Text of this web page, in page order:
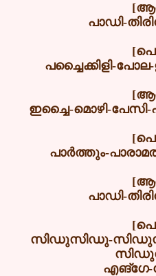
പാഡി-
പച്ചൈക്കിളി-
ഇച്ചൈ-മൊഴി-
പാർത്തും-
പാഡി-
സിഡുസിഡു-
എങ്ഗേ-